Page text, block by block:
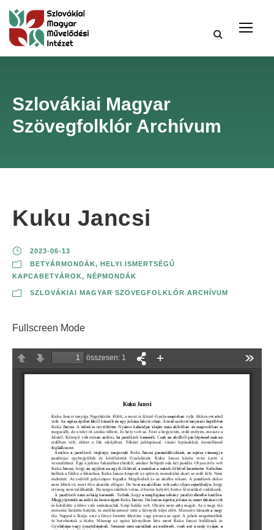
Szlovákiai Magyar
Szövegfolklór Archívum
Kuku Jancsi
2023-06-13
BETYÁRMONDÁK, HELYI ISMERTSÉGŰ
KAPCABETYÁROK, NÉPMONDÁK
SZLOVÁKIAI MAGYAR SZÖVEGFOLKLÓR ARCHÍVUM
Fullscreen Mode